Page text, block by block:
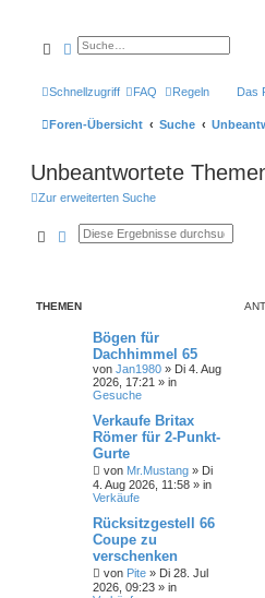
SucheErweiterte Suche
Schnellzugriff FAQ Regeln Das
Foren-Übersicht Suche
Unbeantwortete
Zur erweiterten Suche
SucheErweiterte Suche
THEMEN
Bögen für
Dachhimmel 65
von Jan1980 » Di 4. Aug
2026, 17:21 » in
Gesuche
Verkaufe Britax
Römer für 2-Punkt-
Gurte
von Mr.Mustang » Di
4. Aug 2026, 11:58 » in
Verkäufe
Rücksitzgestell 66
Coupe zu
verschenken
von Pite » Di 28. Jul
2026, 09:23 » in